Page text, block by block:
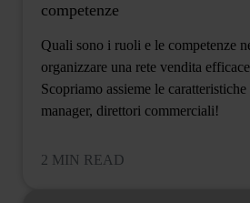
competenze
Quali sono i ruoli e le competenze
organizzare una rete vendita
Scopriamo assieme le
manager, direttori commerciali!
2 MIN READ